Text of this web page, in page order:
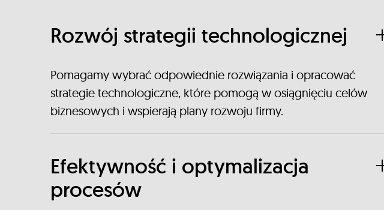
Rozwój strategii technologicznej
Pomagamy wybrać odpowiednie rozwiązania i opracować
strategie technologiczne, które pomogą w osiągnięciu celów
biznesowych i wspierają plany rozwoju firmy.
Efektywność i optymalizacja
procesów